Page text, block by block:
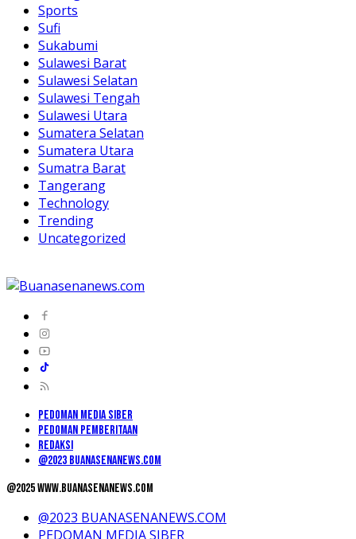
Sports
Sufi
Sukabumi
Sulawesi Barat
Sulawesi Selatan
Sulawesi Tengah
Sulawesi Utara
Sumatera Selatan
Sumatera Utara
Sumatra Barat
Tangerang
Technology
Trending
Uncategorized
PEDOMAN MEDIA SIBER
PEDOMAN PEMBERITAAN
REDAKSI
@2023 BUANASENANEWS.COM
@2025 www.buanasenanews.com
@2023 BUANASENANEWS.COM
PEDOMAN MEDIA SIBER